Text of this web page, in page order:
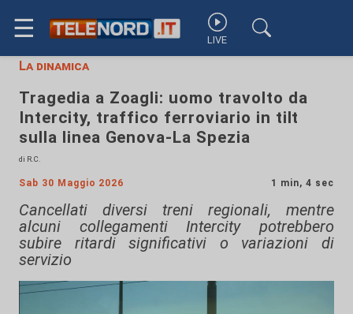
☰ LIVE
La dinamica
Tragedia a Zoagli: uomo travolto da
Intercity, traffico ferroviario in tilt
sulla linea Genova-La Spezia
di R.C.
Sab 30 Maggio 2026 1 min, 4 sec
Cancellati diversi treni regionali, mentre
alcuni collegamenti Intercity potrebbero
subire ritardi significativi o variazioni di
servizio